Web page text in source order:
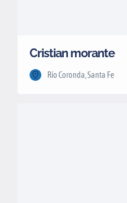
Cristian morante
Río Coronda, Santa Fe